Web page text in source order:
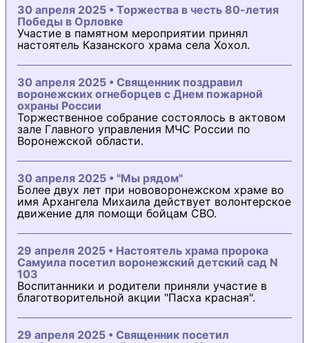
30 апреля 2025 • Торжества в честь 80-летия
Победы в Орловке
Участие в памятном мероприятии принял
настоятель Казанского храма села Хохол.
30 апреля 2025 • Священник поздравил
воронежских огнеборцев с Днем пожарной
охраны России
Торжественное собрание состоялось в актовом
зале Главного управления МЧС России по
Воронежской области.
30 апреля 2025 • "Мы рядом"
Более двух лет при нововоронежском храме во
имя Архангела Михаила действует волонтерское
движение для помощи бойцам СВО.
29 апреля 2025 • Настоятель храма пророка
Самуила посетил воронежский детский сад N
103
Воспитанники и родители приняли участие в
благотворительной акции "Пасха красная".
29 апреля 2025 • Священник посетил